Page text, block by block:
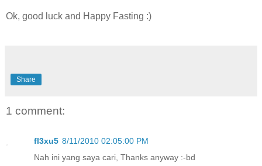
Ok, good luck and Happy Fasting :)
Share
1 comment:
fl3xu5 8/11/2010 02:05:00 PM
Nah ini yang saya cari, Thanks anyway :-bd